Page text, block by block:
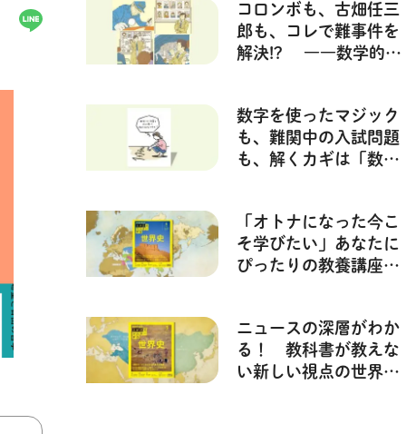
イン】
コロンボも、古畑任三
郎も、コレで難事件を
解決!? ――数学的思
数字を使ったマジック
も、難関中の入試問題
も、解くカギは「数字
学】
「オトナになった今こ
そ学びたい」あなたに
ぴったりの教養講座、
ート！ 第1弾（4～6
月）のテーマは「世界
史」です。
ニュースの深層がわか
る！ 教科書が教えな
い新しい視点の世界